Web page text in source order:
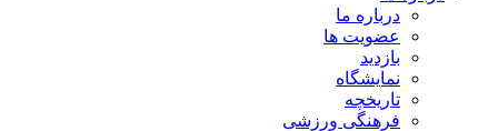
درباره ما
عضویت ها
بازدید
نمایشگاه
تاريخچه
فرهنگی ورزشی